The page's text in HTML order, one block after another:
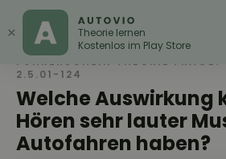
AUTOVIO
Welche Auswirkung
Hören sehr lauter
Autofahren haben?
FÜHRERSCHEIN THEORIE FRAGE:
2.5.01-124
× AUTOVIO
Theorie lernen
Kostenlos im Play Store